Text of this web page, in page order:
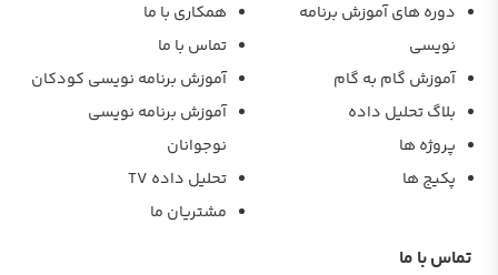
دوره های آموزش برنامه
نویسی
آموزش گام به گام
بلاگ تحلیل داده
پروژه ها
پکیج ها
همکاری با ما
تماس با ما
آموزش برنامه نویسی کودکان
آموزش برنامه نویسی
نوجوانان
تحلیل داده TV
مشتریان ما
تماس با ما